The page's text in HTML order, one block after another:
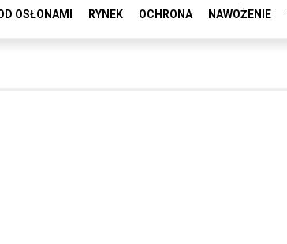
OSŁONAMI RYNEK OCHRONA NAWOŻENIE